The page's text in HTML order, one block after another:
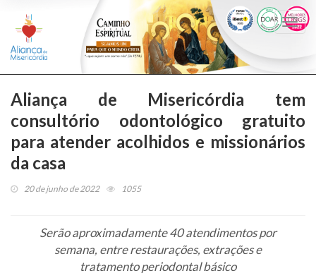
Aliança de Misericórdia tem
consultório odontológico gratuito
para atender acolhidos e missionários
da casa
20 de junho de 2022 1055
Serão aproximadamente 40 atendimentos por
semana, entre restaurações, extrações e
tratamento periodontal básico